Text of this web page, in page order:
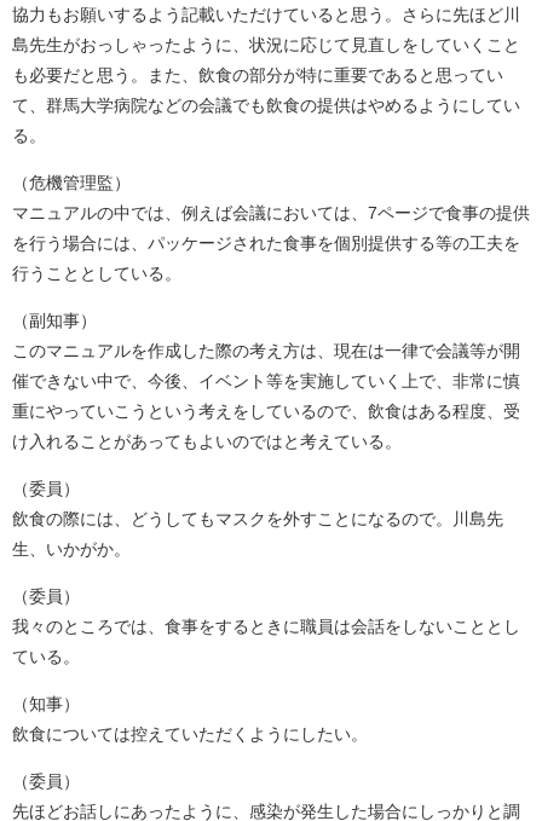
協力もお願いするよう記載いただけていると思う。さらに先ほど川
島先生がおっしゃったように、状況に応じて見直しをしていくこと
も必要だと思う。また、飲食の部分が特に重要であると思ってい
て、群馬大学病院などの会議でも飲食の提供はやめるようにしてい
る。
（危機管理監）
マニュアルの中では、例えば会議においては、7ページで食事の提供
を行う場合には、パッケージされた食事を個別提供する等の工夫を
行うこととしている。
（副知事）
このマニュアルを作成した際の考え方は、現在は一律で会議等が開
催できない中で、今後、イベント等を実施していく上で、非常に慎
重にやっていこうという考えをしているので、飲食はある程度、受
け入れることがあってもよいのではと考えている。
（委員）
飲食の際には、どうしてもマスクを外すことになるので。川島先
生、いかがか。
（委員）
我々のところでは、食事をするときに職員は会話をしないこととし
ている。
（知事）
飲食については控えていただくようにしたい。
（委員）
先ほどお話しにあったように、感染が発生した場合にしっかりと調